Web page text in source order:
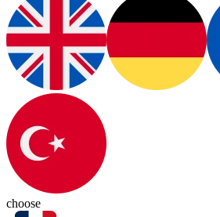
choose